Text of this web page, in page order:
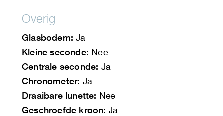
Overig
Glasbodem: Ja
Kleine seconde: Nee
Centrale seconde: Ja
Chronometer: Ja
Draaibare lunette: Nee
Geschroefde kroon: Ja